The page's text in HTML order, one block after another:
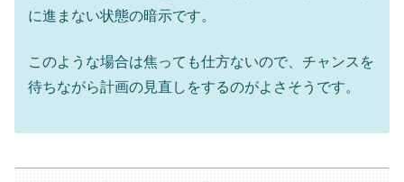
に進まない状態の暗示です。
このような場合は焦っても仕方ないので、チャンスを
待ちながら計画の見直しをするのがよさそうです。